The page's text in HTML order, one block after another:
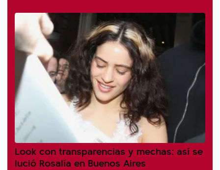
Look con transparencias y mechas: así se
lució Rosalía en Buenos Aires